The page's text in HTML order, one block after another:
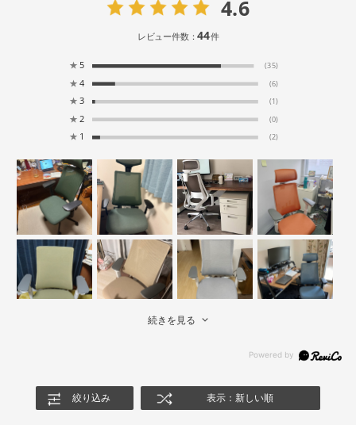
4.6
レビュー件数：44件
★ 5 (35)
★ 4 (6)
★ 3 (1)
★ 2 (0)
★ 1 (2)
続きを見る
絞り込み 表示：新しい順